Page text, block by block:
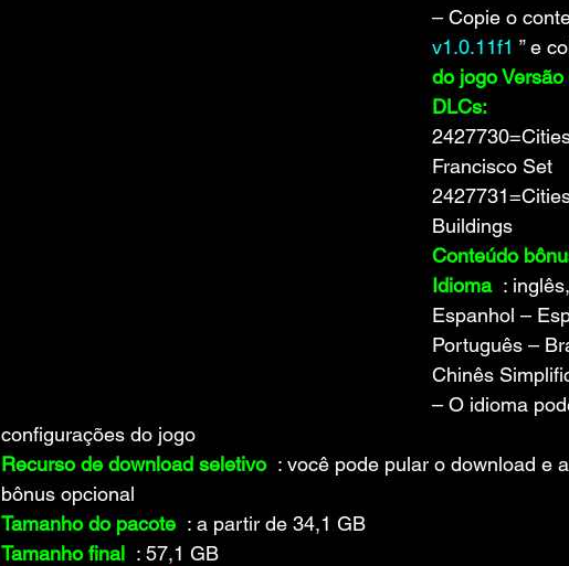
– Copie o
v1.0.11f1 ” e
do jogo
DLCs:
Francisco Set
Buildings
Conteúdo
Idioma :
Espanhol –
Português –
Chinês
– O idioma
configurações do jogo
Recurso de download seletivo : você pode pular o download e
bônus opcional
Tamanho do pacote : a partir de 34,1 GB
Tamanho final : 57,1 GB